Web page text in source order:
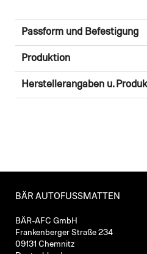
Passform und Befestigung
Produktion
Herstellerangaben u.
BÄR AUTOFUSSMATTEN
BÄR-AFC GmbH
Frankenberger Straße 234
09131 Chemnitz